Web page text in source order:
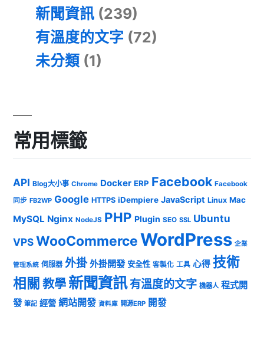
新聞資訊 (239)
有溫度的文字 (72)
未分類 (1)
常用標籤
API Blog大小事 Chrome Docker ERP Facebook Facebook
同步 FB2WP Google HTTPS iDempiere JavaScript Linux Mac
MySQL Nginx NodeJS PHP Plugin SEO SSL Ubuntu
VPSWooCommerceWordPress 企業
管理系統 伺服器 外掛 外掛開發 安全性 客製化 工具 心得 技術
相關 教學 新聞資訊有溫度的文字 機器人 程式開
發 筆記 經營 網站開發 資料庫 開源ERP 開發